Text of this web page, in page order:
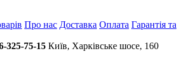
Про нас Доставка Оплата Гарантія та
325-75-15 Київ, Харківське шосе, 160